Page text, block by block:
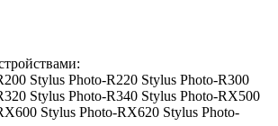
Stylus Photo-R220 Stylus Photo-R300
Stylus Photo-R340 Stylus Photo-RX500
Stylus Photo-RX620 Stylus Photo-